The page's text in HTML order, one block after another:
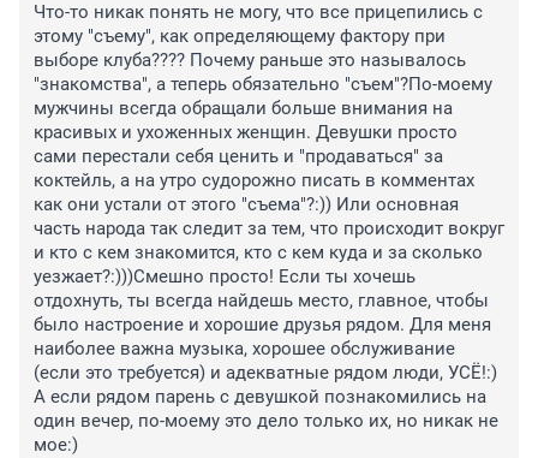
Что-то никак понять не могу, что все прицепились с
этому "съему", как определяющему фактору при
выборе клуба???? Почему раньше это называлось
"знакомства", а теперь обязательно "съем"?По-моему
мужчины всегда обращали больше внимания на
красивых и ухоженных женщин. Девушки просто
сами перестали себя ценить и "продаваться" за
коктейль, а на утро судорожно писать в комментах
как они устали от этого "съема"?:)) Или основная
часть народа так следит за тем, что происходит вокруг
и кто с кем знакомится, кто с кем куда и за сколько
уезжает?:)))Смешно просто! Если ты хочешь
отдохнуть, ты всегда найдешь место, главное, чтобы
было настроение и хорошие друзья рядом. Для меня
наиболее важна музыка, хорошее обслуживание
(если это требуется) и адекватные рядом люди, УСЁ!:)
А если рядом парень с девушкой познакомились на
один вечер, по-моему это дело только их, но никак не
мое:)